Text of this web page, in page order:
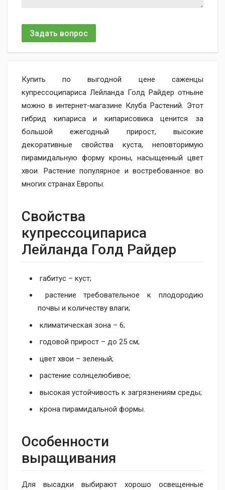
Задать вопрос
Купить по выгодной цене саженцы
купрессоципариса Лейланда Голд Райдер отныне
можно в интернет-магазине Клуба Растений. Этот
гибрид кипариса и кипарисовика ценится за
большой ежегодный прирост, высокие
декоративные свойства куста, неповторимую
пирамидальную форму кроны, насыщенный цвет
хвои. Растение популярное и востребованное во
многих странах Европы.
Свойства
купрессоципариса
Лейланда Голд Райдер
габитус – куст;
растение требовательное к плодородию
почвы и количеству влаги;
климатическая зона – 6;
годовой прирост – до 25 см;
цвет хвои – зеленый;
растение солнцелюбивое;
высокая устойчивость к загрязнениям среды;
крона пирамидальной формы.
Особенности
выращивания
Для высадки выбирают хорошо освещенные